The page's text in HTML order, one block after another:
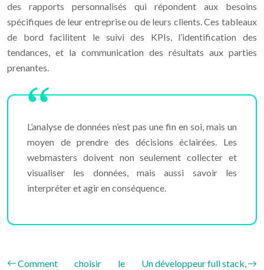
des rapports personnalisés qui répondent aux besoins
spécifiques de leur entreprise ou de leurs clients. Ces tableaux
de bord facilitent le suivi des KPIs, l’identification des
tendances, et la communication des résultats aux parties
prenantes.
L’analyse de données n’est pas une fin en soi, mais un
moyen de prendre des décisions éclairées. Les
webmasters doivent non seulement collecter et
visualiser les données, mais aussi savoir les
interpréter et agir en conséquence.
Comment choisir le
Un développeur full stack,